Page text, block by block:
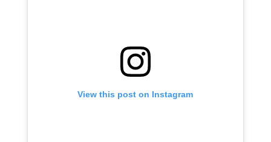
View this post on Instagram